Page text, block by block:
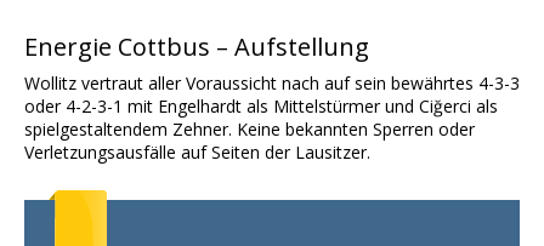
Energie Cottbus – Aufstellung
Wollitz vertraut aller Voraussicht nach auf sein bewährtes 4-3-3
oder 4-2-3-1 mit Engelhardt als Mittelstürmer und Ciğerci als
spielgestaltendem Zehner. Keine bekannten Sperren oder
Verletzungsausfälle auf Seiten der Lausitzer.